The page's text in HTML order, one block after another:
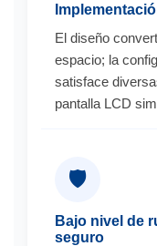
El diseño
espacio; la
satisface
pantalla LCD
🛡️
Bajo nivel de
seguro